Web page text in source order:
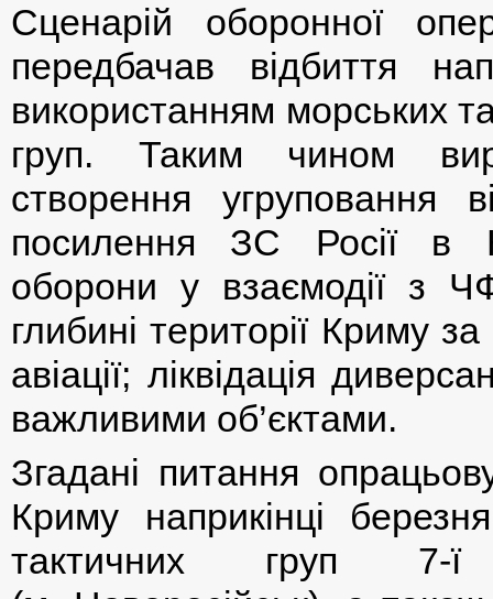
Сценарій оборонної
передбачав відбиття
використанням морських
груп. Таким чином
створення угруповання
посилення ЗС Росії в
оборони у взаємодії з
глибині території Криму
авіації; ліквідація
важливими об’єктами.
Згадані питання
Криму наприкінці
тактичних груп 7-ї